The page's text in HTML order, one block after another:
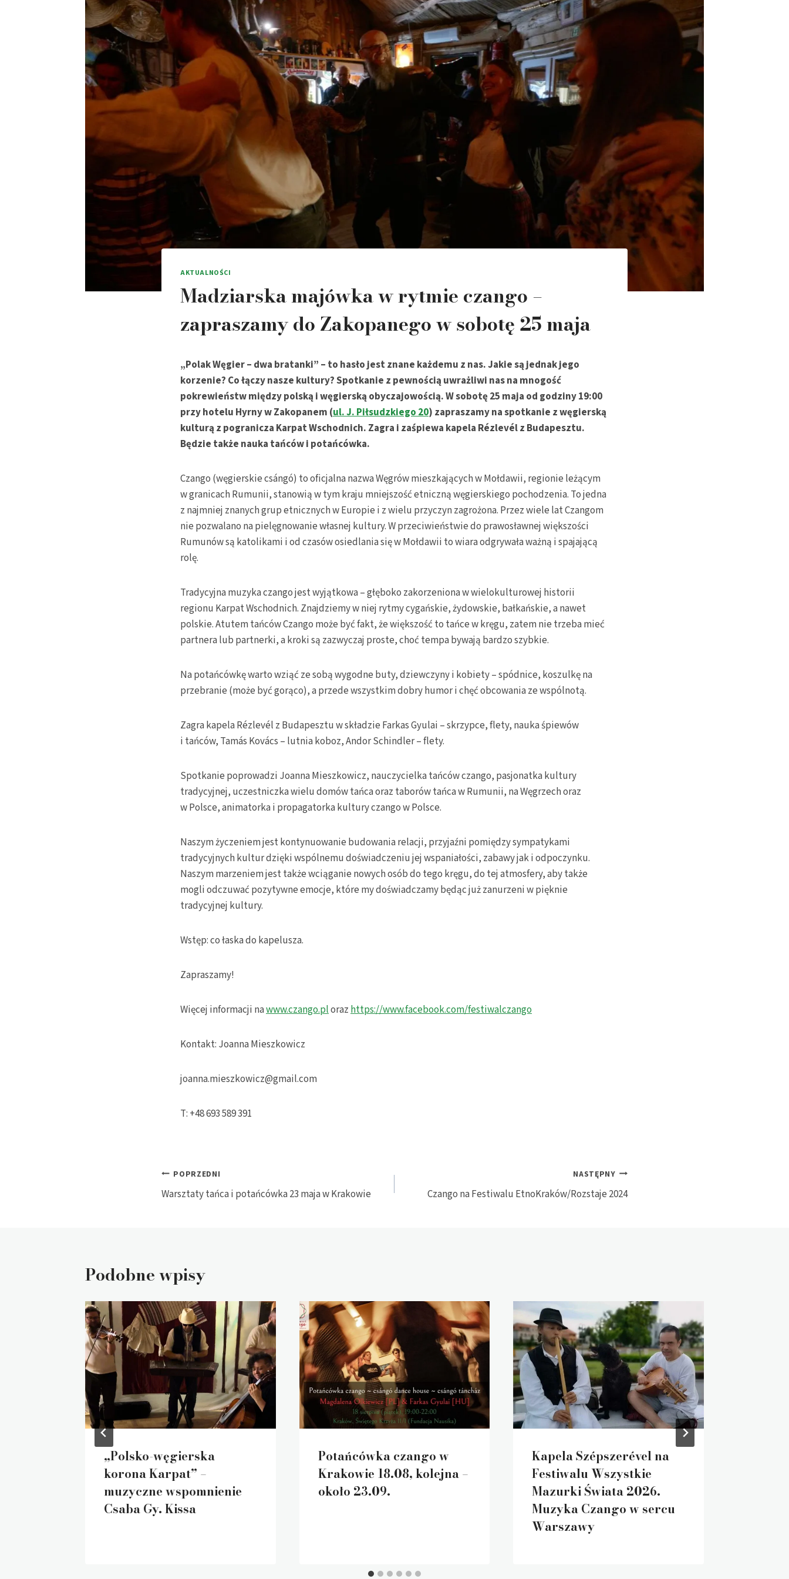
AKTUALNOŚCI
Madziarska majówka w rytmie czango –
zapraszamy do Zakopanego w sobotę 25 maja
„Polak Węgier – dwa bratanki” – to hasło jest znane każdemu z nas. Jakie są jednak jego
korzenie? Co łączy nasze kultury? Spotkanie z pewnością uwrażliwi nas na mnogość
pokrewieństw między polską i węgierską obyczajowością. W sobotę 25 maja od godziny 19:00
przy hotelu Hyrny w Zakopanem (ul. J. Piłsudzkiego 20) zapraszamy na spotkanie z węgierską
kulturą z pogranicza Karpat Wschodnich. Zagra i zaśpiewa kapela Rézlevél z Budapesztu.
Będzie także nauka tańców i potańcówka.
Czango (węgierskie csángó) to oficjalna nazwa Węgrów mieszkających w Mołdawii, regionie leżącym
w granicach Rumunii, stanowią w tym kraju mniejszość etniczną węgierskiego pochodzenia. To jedna
z najmniej znanych grup etnicznych w Europie i z wielu przyczyn zagrożona. Przez wiele lat Czangom
nie pozwalano na pielęgnowanie własnej kultury. W przeciwieństwie do prawosławnej większości
Rumunów są katolikami i od czasów osiedlania się w Mołdawii to wiara odgrywała ważną i spajającą
rolę.
Tradycyjna muzyka czango jest wyjątkowa – głęboko zakorzeniona w wielokulturowej historii
regionu Karpat Wschodnich. Znajdziemy w niej rytmy cygańskie, żydowskie, bałkańskie, a nawet
polskie. Atutem tańców Czango może być fakt, że większość to tańce w kręgu, zatem nie trzeba mieć
partnera lub partnerki, a kroki są zazwyczaj proste, choć tempa bywają bardzo szybkie.
Na potańcówkę warto wziąć ze sobą wygodne buty, dziewczyny i kobiety – spódnice, koszulkę na
przebranie (może być gorąco), a przede wszystkim dobry humor i chęć obcowania ze wspólnotą.
Zagra kapela Rézlevél z Budapesztu w składzie Farkas Gyulai – skrzypce, flety, nauka śpiewów
i tańców, Tamás Kovács – lutnia koboz, Andor Schindler – flety.
Spotkanie poprowadzi Joanna Mieszkowicz, nauczycielka tańców czango, pasjonatka kultury
tradycyjnej, uczestniczka wielu domów tańca oraz taborów tańca w Rumunii, na Węgrzech oraz
w Polsce, animatorka i propagatorka kultury czango w Polsce.
Naszym życzeniem jest kontynuowanie budowania relacji, przyjaźni pomiędzy sympatykami
tradycyjnych kultur dzięki wspólnemu doświadczeniu jej wspaniałości, zabawy jak i odpoczynku.
Naszym marzeniem jest także wciąganie nowych osób do tego kręgu, do tej atmosfery, aby także
mogli odczuwać pozytywne emocje, które my doświadczamy będąc już zanurzeni w pięknie
tradycyjnej kultury.
Wstęp: co łaska do kapelusza.
Zapraszamy!
Więcej informacji nawww.czango.ploraz https://www.facebook.com/festiwalczango
Kontakt: Joanna Mieszkowicz
joanna.mieszkowicz@gmail.com
T: +48 693 589 391
Nawigacja
wpisu
POPRZEDNI
Warsztaty tańca i potańcówka 23 maja w Krakowie
NASTĘPNY
Czango na Festiwalu EtnoKraków/Rozstaje 2024
Podobne wpisy
„Polsko-węgierska
korona Karpat” –
muzyczne wspomnienie
Csaba Gy. Kissa
Potańcówka czango w
Krakowie 18.08, kolejna –
około 23.09.
Kapela Szépszerével na
Festiwalu Wszystkie
Mazurki Świata 2026.
Muzyka Czango w sercu
Warszawy